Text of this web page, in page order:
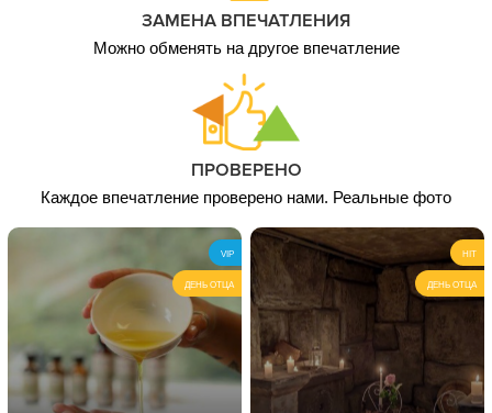
ЗАМЕНА ВПЕЧАТЛЕНИЯ
Можно обменять на другое впечатление
ПРОВЕРЕНО
Каждое впечатление проверено нами. Реальные фото
VIP
ДЕНЬ ОТЦА
HIT
ДЕНЬ ОТЦА